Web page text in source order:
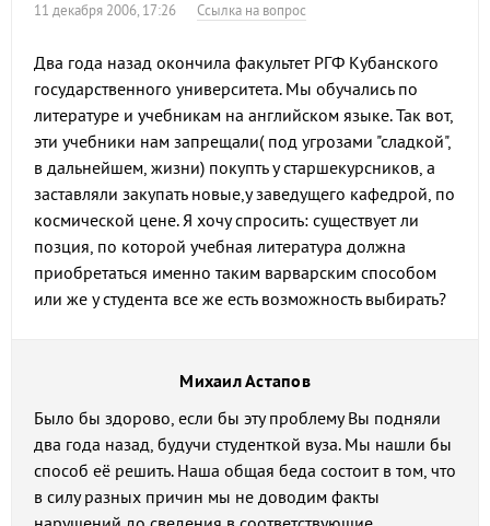
11 декабря 2006, 17:26 Ссылка на вопрос
Два года назад окончила факультет РГФ Кубанского
государственного университета. Мы обучались по
литературе и учебникам на английском языке. Так вот,
эти учебники нам запрещали( под угрозами "сладкой",
в дальнейшем, жизни) покупть у старшекурсников, а
заставляли закупать новые,у заведущего кафедрой, по
космической цене. Я хочу спросить: существует ли
позция, по которой учебная литература должна
приобретаться именно таким варварским способом
или же у студента все же есть возможность выбирать?
Михаил Астапов
Было бы здорово, если бы эту проблему Вы подняли
два года назад, будучи студенткой вуза. Мы нашли бы
способ её решить. Наша общая беда состоит в том, что
в силу разных причин мы не доводим факты